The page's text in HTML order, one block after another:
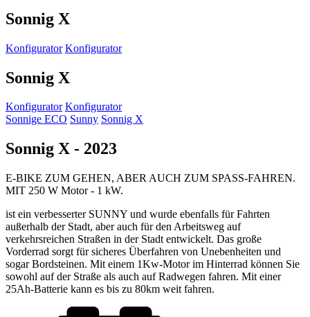
Sonnig X
Konfigurator Konfigurator
Sonnig X
Konfigurator Konfigurator
Sonnige ECO Sunny Sonnig X
Sonnig X - 2023
E-BIKE ZUM GEHEN, ABER AUCH ZUM SPASS-FAHREN.
MIT 250 W Motor - 1 kW.
ist ein verbesserter SUNNY und wurde ebenfalls für Fahrten
außerhalb der Stadt, aber auch für den Arbeitsweg auf
verkehrsreichen Straßen in der Stadt entwickelt. Das große
Vorderrad sorgt für sicheres Überfahren von Unebenheiten und
sogar Bordsteinen. Mit einem 1Kw-Motor im Hinterrad können Sie
sowohl auf der Straße als auch auf Radwegen fahren. Mit einer
25Ah-Batterie kann es bis zu 80km weit fahren.